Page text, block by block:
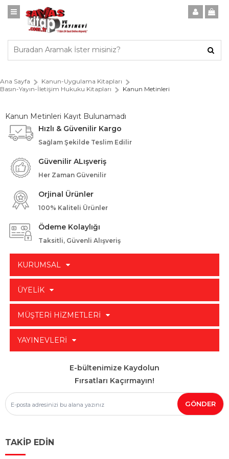
Ana Sayfa
Kanun-Uygulama Kitapları
Basın-Yayın-İletişim Hukuku Kitapları
Kanun Metinleri
Kanun Metinleri Kayıt Bulunamadı
Hızlı & Güvenilir Kargo
Sağlam Şekilde Teslim Edilir
Güvenilir ALışveriş
Her Zaman Güvenilir
Orjinal Ürünler
100% Kaliteli Ürünler
Ödeme Kolaylığı
Taksitli, Güvenli Alışveriş
KURUMSAL
ÜYELİK
MÜŞTERİ HİZMETLERİ
YAYINEVLERİ
E-bültenimize Kaydolun
Fırsatları Kaçırmayın!
TAKİP EDİN